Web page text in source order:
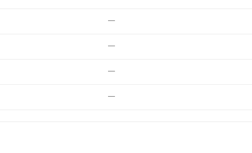
—
—
—
—